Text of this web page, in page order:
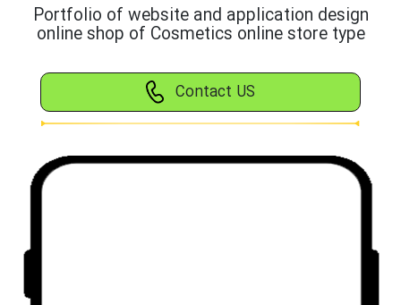
Portfolio of website and application design
online shop of Cosmetics online store type
Contact US